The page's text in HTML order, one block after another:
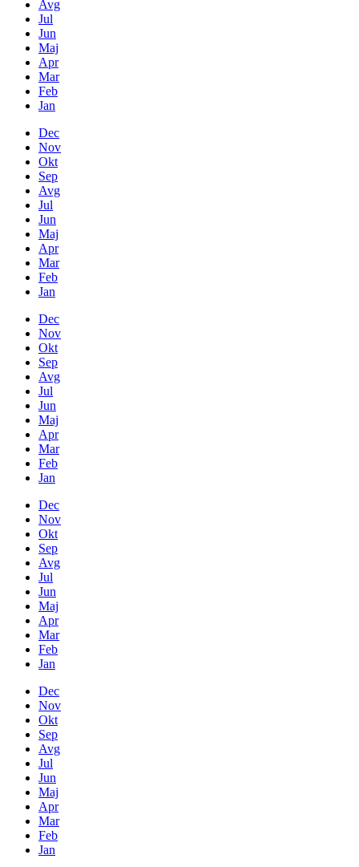
Avg
Jul
Jun
Maj
Apr
Mar
Feb
Jan
Dec
Nov
Okt
Sep
Avg
Jul
Jun
Maj
Apr
Mar
Feb
Jan
Dec
Nov
Okt
Sep
Avg
Jul
Jun
Maj
Apr
Mar
Feb
Jan
Dec
Nov
Okt
Sep
Avg
Jul
Jun
Maj
Apr
Mar
Feb
Jan
Dec
Nov
Okt
Sep
Avg
Jul
Jun
Maj
Apr
Mar
Feb
Jan